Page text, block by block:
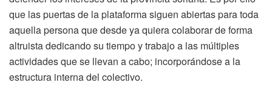
que las puertas de la plataforma siguen abiertas para toda
aquella persona que desde ya quiera colaborar de forma
altruista dedicando su tiempo y trabajo a las múltiples
actividades que se llevan a cabo; incorporándose a la
estructura interna del colectivo.